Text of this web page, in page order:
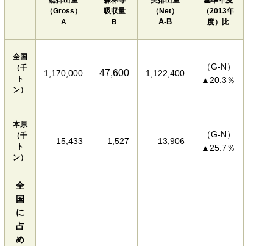
（Gross）
A
吸収量
B
（Net）
A-B
（2013年
度）比
全国
（千
ト
ン）
1,170,000 47,600 1,122,400
（G-N）
▲20.3％
本県
（千
ト
ン）
15,433 1,527 13,906
（G-N）
▲25.7％
全
国
に
占
め